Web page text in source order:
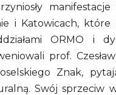
i Katowicach, które
ORMO i
prof.
Znak,
Swój sprzeciw